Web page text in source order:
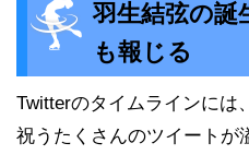
羽生結弦の誕
も報じる
Twitterのタイムラインには
祝うたくさんのツイートが